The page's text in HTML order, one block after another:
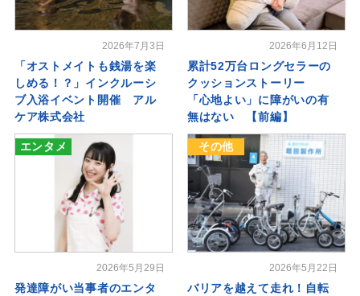
2026年7月3日
「オストメイトも銭湯を楽
しめる！？」インクルーシ
ブ入浴イベント開催 アル
ケア株式会社
2026年6月12日
累計52万台ロングセラーの
クッションストーリー
「心地よい」に障がいの有
無はない 【前編】
エンタメ
2026年5月29日
発達障がい当事者のエンタ
その他
2026年5月22日
バリアを越えて走れ！自転